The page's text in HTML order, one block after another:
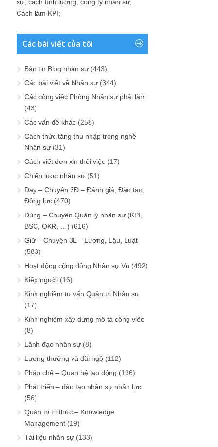
sự; cách tính lương; công ty nhân sự;
Cách làm KPI;
Các bài viết của tôi
Bản tin Blog nhân sự (443)
Các bài viết về Nhân sự (344)
Các công việc Phòng Nhân sự phải làm
(43)
Các vấn đề khác (258)
Cách thức tăng thu nhập trong nghề
Nhân sự (31)
Cách viết đơn xin thôi việc (17)
Chiến lược nhân sự (51)
Dạy – Chuyện 3Đ – Đánh giá, Đào tạo,
Động lực (470)
Dùng – Chuyện Quản lý nhân sự (KPI,
BSC, OKR, …) (616)
Giữ – Chuyện 3L – Lương, Lậu, Luật
(583)
Hoạt động cộng đồng Nhân sự Vn (492)
Kiếp người (16)
Kinh nghiệm tư vấn Quản trị Nhân sự
(17)
Kinh nghiệm xây dựng mô tả công việc
(8)
Lãnh đạo nhân sự (8)
Lương thưởng và đãi ngộ (112)
Pháp chế – Quan hệ lao động (136)
Phát triển – đào tạo nhân sự nhân lực
(56)
Quản trị tri thức – Knowledge
Management (19)
Tài liệu nhân sự (133)